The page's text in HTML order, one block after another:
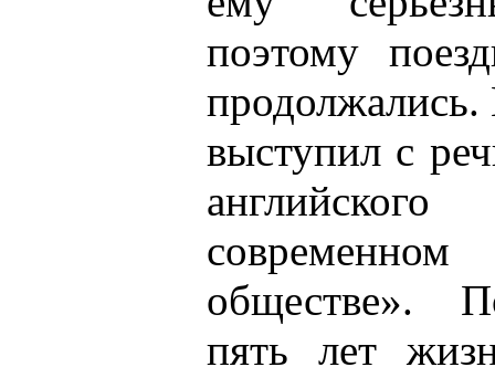
поэтому
выступил с
обществе».
пять лет